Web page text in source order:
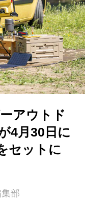
アウトド
4月30日に
セットに
部